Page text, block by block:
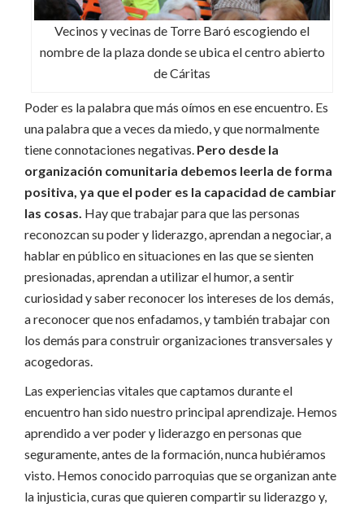
Vecinos y vecinas de Torre Baró escogiendo el
nombre de la plaza donde se ubica el centro abierto
de Cáritas
Poder es la palabra que más oímos en ese encuentro. Es
una palabra que a veces da miedo, y que normalmente
tiene connotaciones negativas. Pero desde la
organización comunitaria debemos leerla de forma
positiva, ya que el poder es la capacidad de cambiar
las cosas. Hay que trabajar para que las personas
reconozcan su poder y liderazgo, aprendan a negociar, a
hablar en público en situaciones en las que se sienten
presionadas, aprendan a utilizar el humor, a sentir
curiosidad y saber reconocer los intereses de los demás,
a reconocer que nos enfadamos, y también trabajar con
los demás para construir organizaciones transversales y
acogedoras.
Las experiencias vitales que captamos durante el
encuentro han sido nuestro principal aprendizaje. Hemos
aprendido a ver poder y liderazgo en personas que
seguramente, antes de la formación, nunca hubiéramos
visto. Hemos conocido parroquias que se organizan ante
la injusticia, curas que quieren compartir su liderazgo y,